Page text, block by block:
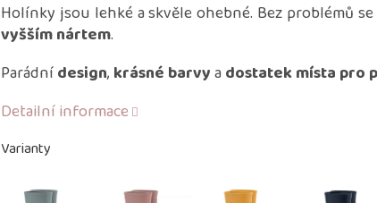
5
hvězdiček.
Varianty
Holínky jsou lehké a skvěle ohebné. Bez problémů
vyšším nártem.
Parádnídesign, krásné barvyadostatek místa pro
Detailní informace